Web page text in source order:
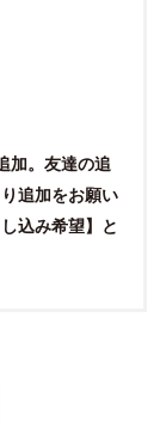
加。友達の追
追加をお願い
込み希望】と